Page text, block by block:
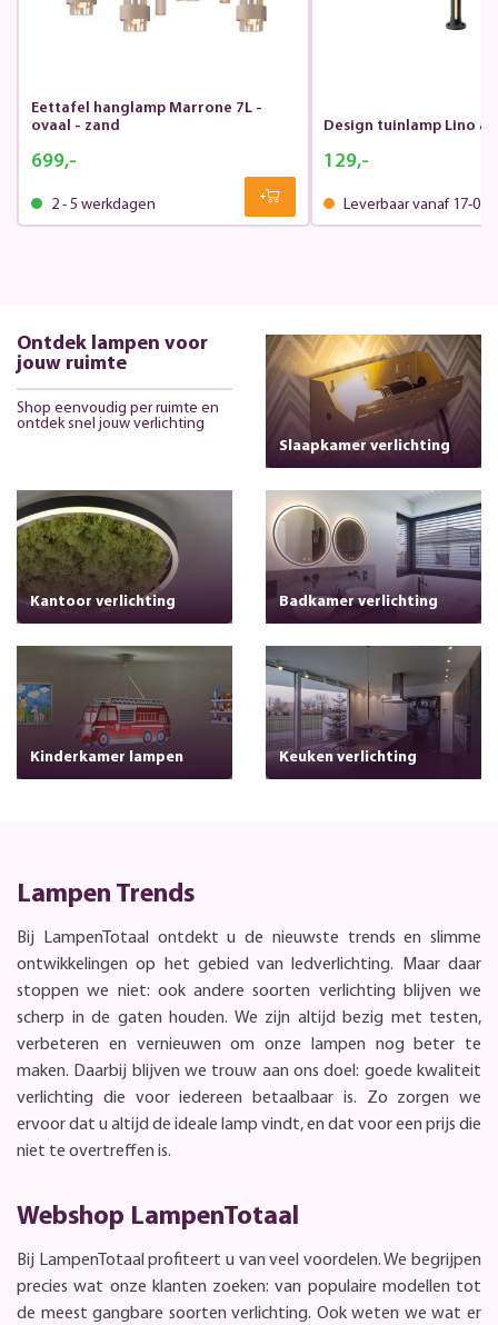
Eettafel hanglamp Marrone 7L -
ovaal - zand
699,-
2 - 5 werkdagen
Design tuinlamp Lino
129,-
Leverbaar vanaf 17-07-
Ontdek lampen voor
jouw ruimte
Shop eenvoudig per ruimte en
ontdek snel jouw verlichting
Slaapkamer verlichting
Kantoor verlichting Badkamer verlichting
Kinderkamer lampen Keuken verlichting
Lampen Trends
Bij LampenTotaal ontdekt u de nieuwste trends en slimme
ontwikkelingen op het gebied van ledverlichting. Maar daar
stoppen we niet: ook andere soorten verlichting blijven we
scherp in de gaten houden. We zijn altijd bezig met testen,
verbeteren en vernieuwen om onze lampen nog beter te
maken. Daarbij blijven we trouw aan ons doel: goede kwaliteit
verlichting die voor iedereen betaalbaar is. Zo zorgen we
ervoor dat u altijd de ideale lamp vindt, en dat voor een prijs die
niet te overtreffen is.
Webshop LampenTotaal
Bij LampenTotaal profiteert u van veel voordelen. We begrijpen
precies wat onze klanten zoeken: van populaire modellen tot
de meest gangbare soorten verlichting. Ook weten we wat er